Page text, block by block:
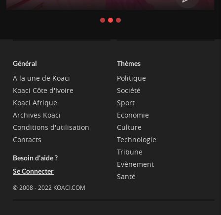
Général
A la une de Koaci
Koaci Côte d'Ivoire
Koaci Afrique
Archives Koaci
Conditions d'utilisation
Contacts
Besoin d'aide ?
Se Connecter
© 2008 - 2022 KOACI.COM
Thèmes
Politique
Société
Sport
Economie
Culture
Technologie
Tribune
Evènement
Santé